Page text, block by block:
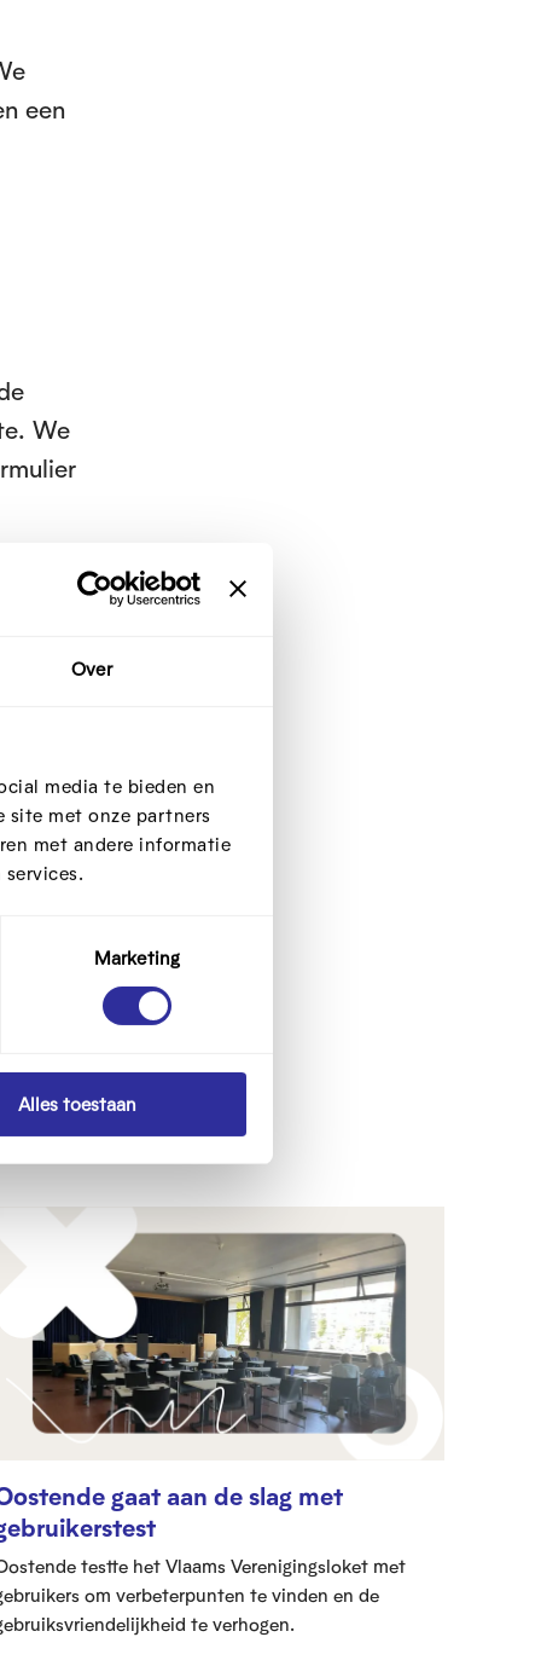
Over
media te bieden en
site met onze partners
met andere informatie
Marketing
Alles toestaan
een
We
op
over
gaat aan de slag met
testte het Vlaams Verenigingsloket met
om verbeterpunten te vinden en de
te verhogen.